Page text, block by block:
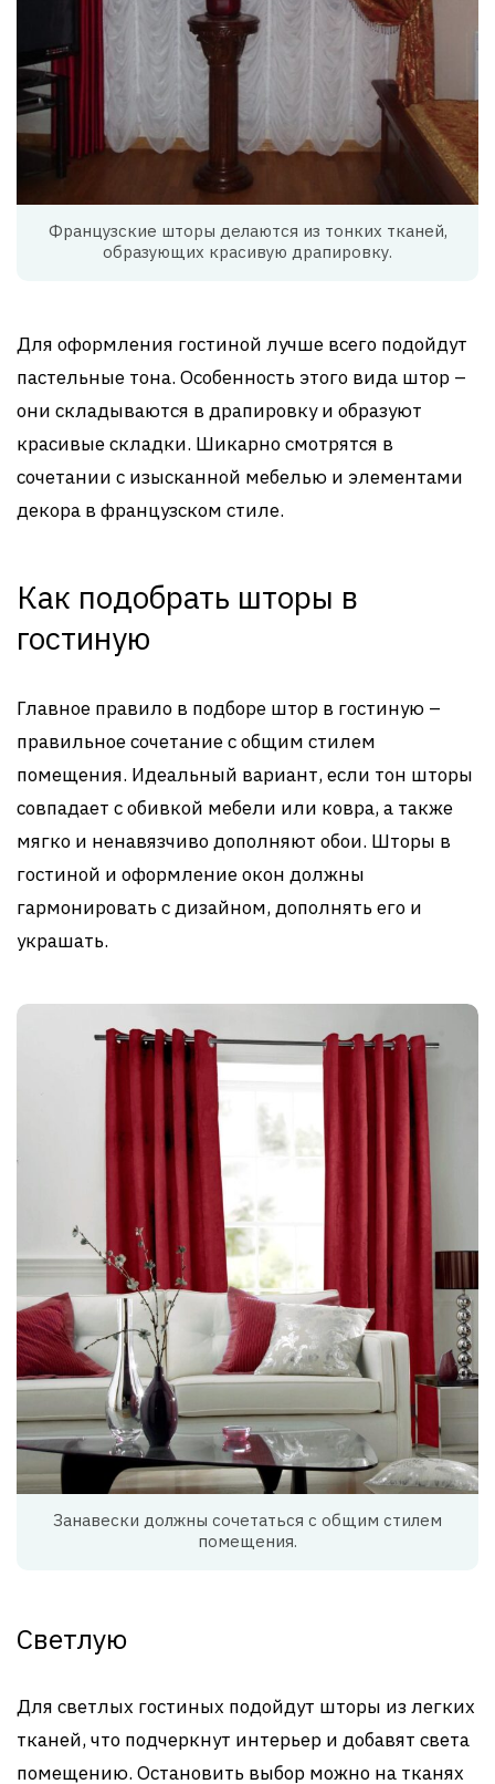
Французские шторы делаются из тонких тканей,
образующих красивую драпировку.
Для оформления гостиной лучше всего подойдут
пастельные тона. Особенность этого вида штор –
они складываются в драпировку и образуют
красивые складки. Шикарно смотрятся в
сочетании с изысканной мебелью и элементами
декора в французском стиле.
Как подобрать шторы в
гостиную
Главное правило в подборе штор в гостиную –
правильное сочетание с общим стилем
помещения. Идеальный вариант, если тон шторы
совпадает с обивкой мебели или ковра, а также
мягко и ненавязчиво дополняют обои. Шторы в
гостиной и оформление окон должны
гармонировать с дизайном, дополнять его и
украшать.
Занавески должны сочетаться с общим стилем
помещения.
Светлую
Для светлых гостиных подойдут шторы из легких
тканей, что подчеркнут интерьер и добавят света
помещению. Остановить выбор можно на тканях